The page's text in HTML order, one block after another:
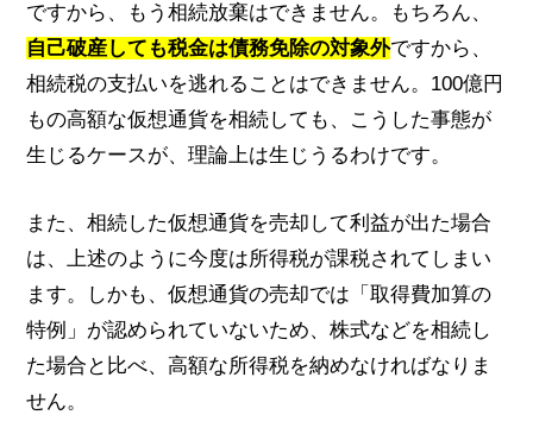
ですから、もう相続放棄はできません。もちろん、
自己破産しても税金は債務免除の対象外ですから、
相続税の支払いを逃れることはできません。100億円
もの高額な仮想通貨を相続しても、こうした事態が
生じるケースが、理論上は生じうるわけです。
また、相続した仮想通貨を売却して利益が出た場合
は、上述のように今度は所得税が課税されてしまい
ます。しかも、仮想通貨の売却では「取得費加算の
特例」が認められていないため、株式などを相続し
た場合と比べ、高額な所得税を納めなければなりま
せん。